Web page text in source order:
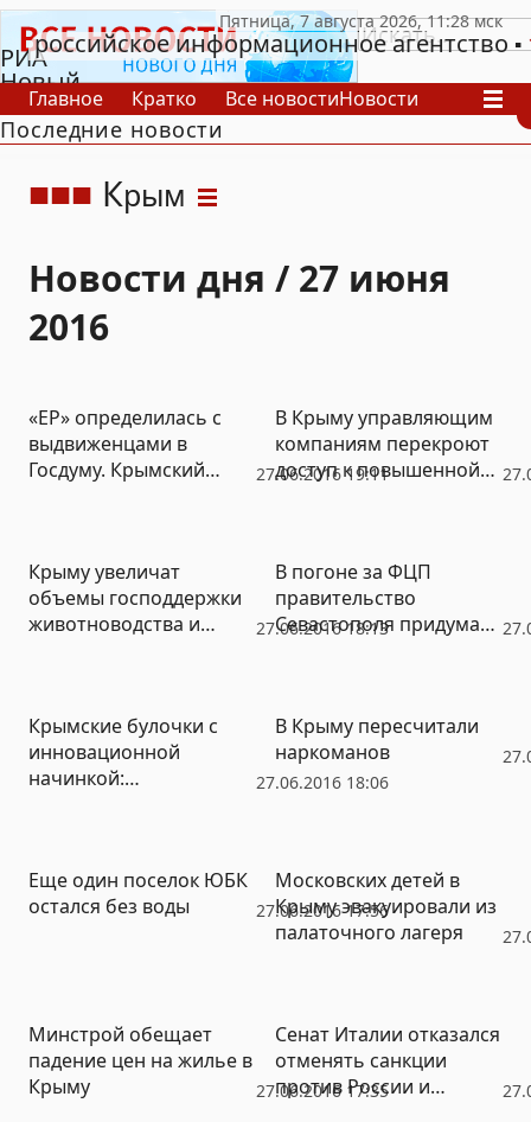
РИА
Новый
День
российское информационное агентство
Главное Кратко Все новостиНовости
В России
В мире
Последние новости
Крым
Новости дня / 27 июня
2016
27.06.2016 19:11
«ЕР» определилась с
выдвиженцами в
Госдуму. Крымский
В Крыму управляющим
компаниям перекроют
доступ к повышенной
27.06.2016 18:13
Крыму увеличат
объемы господдержки
животноводства и
В погоне за ФЦП
правительство
Севастополя придумало
27.06.2016 18:06
Крымские булочки с
инновационной
начинкой:
«со вкусом»
В Крыму пересчитали
наркоманов
27.06.2016 17:56
Еще один поселок ЮБК
остался без воды
Московских детей в
Крыму эвакуировали из
палаточного лагеря
27.06.2016 17:35
Минстрой обещает
падение цен на жилье в
Крыму
Сенат Италии отказался
отменять санкции
против России и